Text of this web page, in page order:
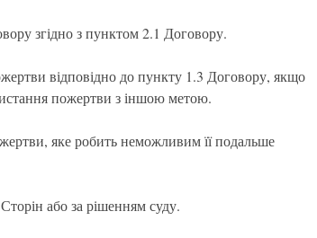
згідно з пунктом 2.1 Договору.
відповідно до пункту 1.3 Договору, якщо
пожертви з іншою метою.
яке робить неможливим її подальше
або за рішенням суду.